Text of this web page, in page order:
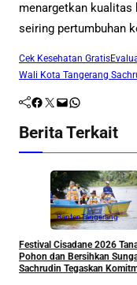
menargetkan
seiring pertumbuhan
Cek Kesehatan Gratis
Wali Kota Tangerang
Facebook Twitter Mail WhatsApp
Berita Terkait
BantenTangerang
Festival Cisadane 2026
Pohon dan Bersihkan
Sachrudin Tegaskan